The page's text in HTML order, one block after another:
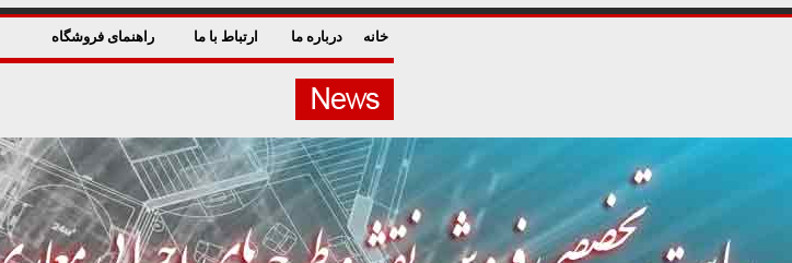
خانه درباره ما ارتباط با ما راهنمای فروشگاه